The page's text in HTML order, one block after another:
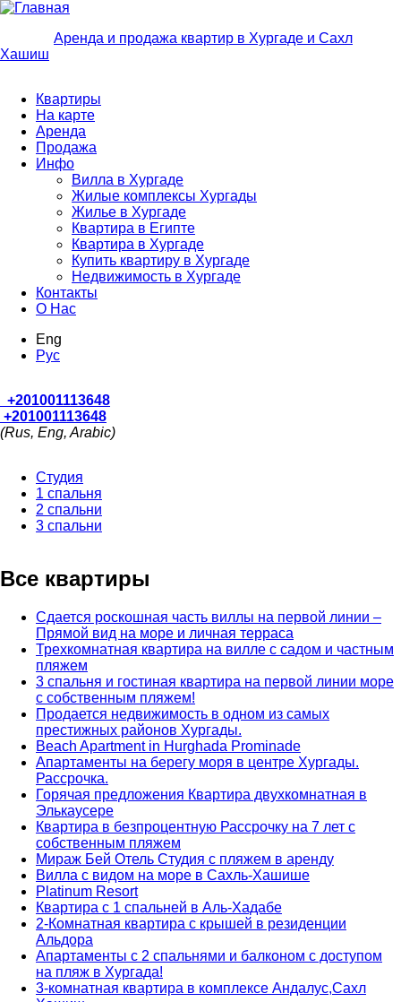
Перейти к основному содержанию
Аренда и продажа квартир в Хургаде и Сахл
Хашиш
Квартиры
На карте
Аренда
Продажа
Инфо
Вилла в Хургаде
Жилые комплексы Хургады
Жилье в Хургаде
Квартира в Египте
Квартира в Хургаде
Купить квартиру в Хургаде
Недвижимость в Хургаде
Контакты
О Нас
Eng
Руc
+201001113648
+201001113648
(Rus, Eng, Arabic)
Студия
1 спальня
2 спальни
3 спальни
Все квартиры
Сдается роскошная часть виллы на первой линии –
Прямой вид на море и личная терраса
Трехкомнатная квартира на вилле с садом и частным
пляжем
3 спальня и гостиная квартира на первой линии море
с собственным пляжем!
Продается недвижимость в одном из самых
престижных районов Хургады.
Beach Apartment in Hurghada Prominade
Апартаменты на берегу моря в центре Хургады.
Рассрочка.
Горячая предложения Квартира двухкомнатная в
Элькаусере
Квартира в безпроцентную Рассрочку на 7 лет с
собственным пляжем
Мираж Бей Отель Студия с пляжем в аренду
Вилла с видом на море в Сахль-Хашише
Platinum Resort
Квартира с 1 спальней в Аль-Хадабе
2-Комнатная квартира с крышей в резиденции
Альдора
Апартаменты с 2 спальнями и балконом с доступом
на пляж в Хургада!
3-комнатная квартира в комплексе Андалус,Сахл